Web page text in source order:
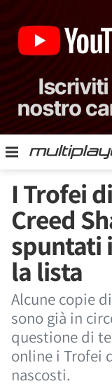
I Trofei
Creed
spuntati
la lista
Alcune copie
sono già in
questione di
online i Trofei
nascosti.